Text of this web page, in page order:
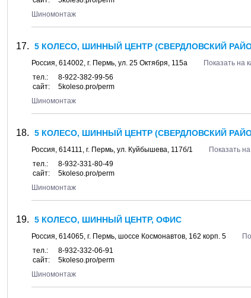
Шиномонтаж
5 КОЛЕСО, ШИННЫЙ ЦЕНТР (СВЕРДЛОВСКИЙ
Россия, 614002, г. Пермь, ул. 25 Октября, 115а
Показать на
тел.:
8-922-382-99-56
сайт:
5koleso.pro/perm
Шиномонтаж
5 КОЛЕСО, ШИННЫЙ ЦЕНТР (СВЕРДЛОВСКИЙ
Россия, 614111, г. Пермь, ул. Куйбышева, 117б/1
Показать
тел.:
8-932-331-80-49
сайт:
5koleso.pro/perm
Шиномонтаж
5 КОЛЕСО, ШИННЫЙ ЦЕНТР, ОФИС
Россия, 614065, г. Пермь, шоссе Космонавтов, 162 корп. 5
тел.:
8-932-332-06-91
сайт:
5koleso.pro/perm
Шиномонтаж